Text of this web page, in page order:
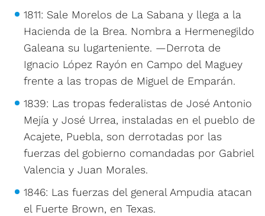
1811: Sale Morelos de La Sabana y llega a la
Hacienda de la Brea. Nombra a Hermenegildo
Galeana su lugarteniente. —Derrota de
Ignacio López Rayón en Campo del Maguey
frente a las tropas de Miguel de Emparán.
1839: Las tropas federalistas de José Antonio
Mejía y José Urrea, instaladas en el pueblo de
Acajete, Puebla, son derrotadas por las
fuerzas del gobierno comandadas por Gabriel
Valencia y Juan Morales.
1846: Las fuerzas del general Ampudia atacan
el Fuerte Brown, en Texas.